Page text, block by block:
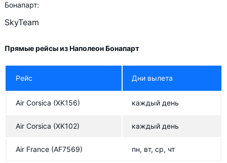
Бонапарт:
SkyTeam
Прямые рейсы из Наполеон Бонапарт
Рейс Дни вылета
Air Corsica (XK156) каждый день
Air Corsica (XK102) каждый день
Air France (AF7569) пн, вт, ср, чт